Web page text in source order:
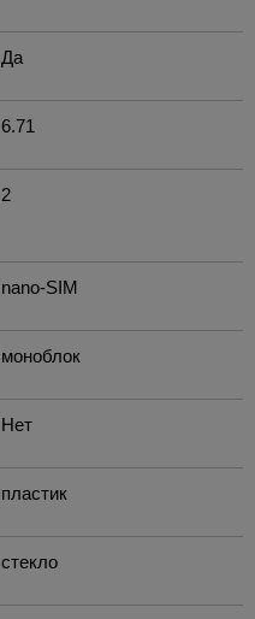
Да
6.71
2
nano-SIM
моноблок
Нет
пластик
стекло